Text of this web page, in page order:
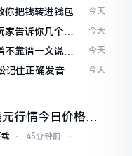
你把钱转进钱包 今天
告诉你几个实
今天
靠谱一文说清
今天
记住正确发音 今天
行情今日价格走
如何避免追涨杀
⋅ 45分钟前
⋅